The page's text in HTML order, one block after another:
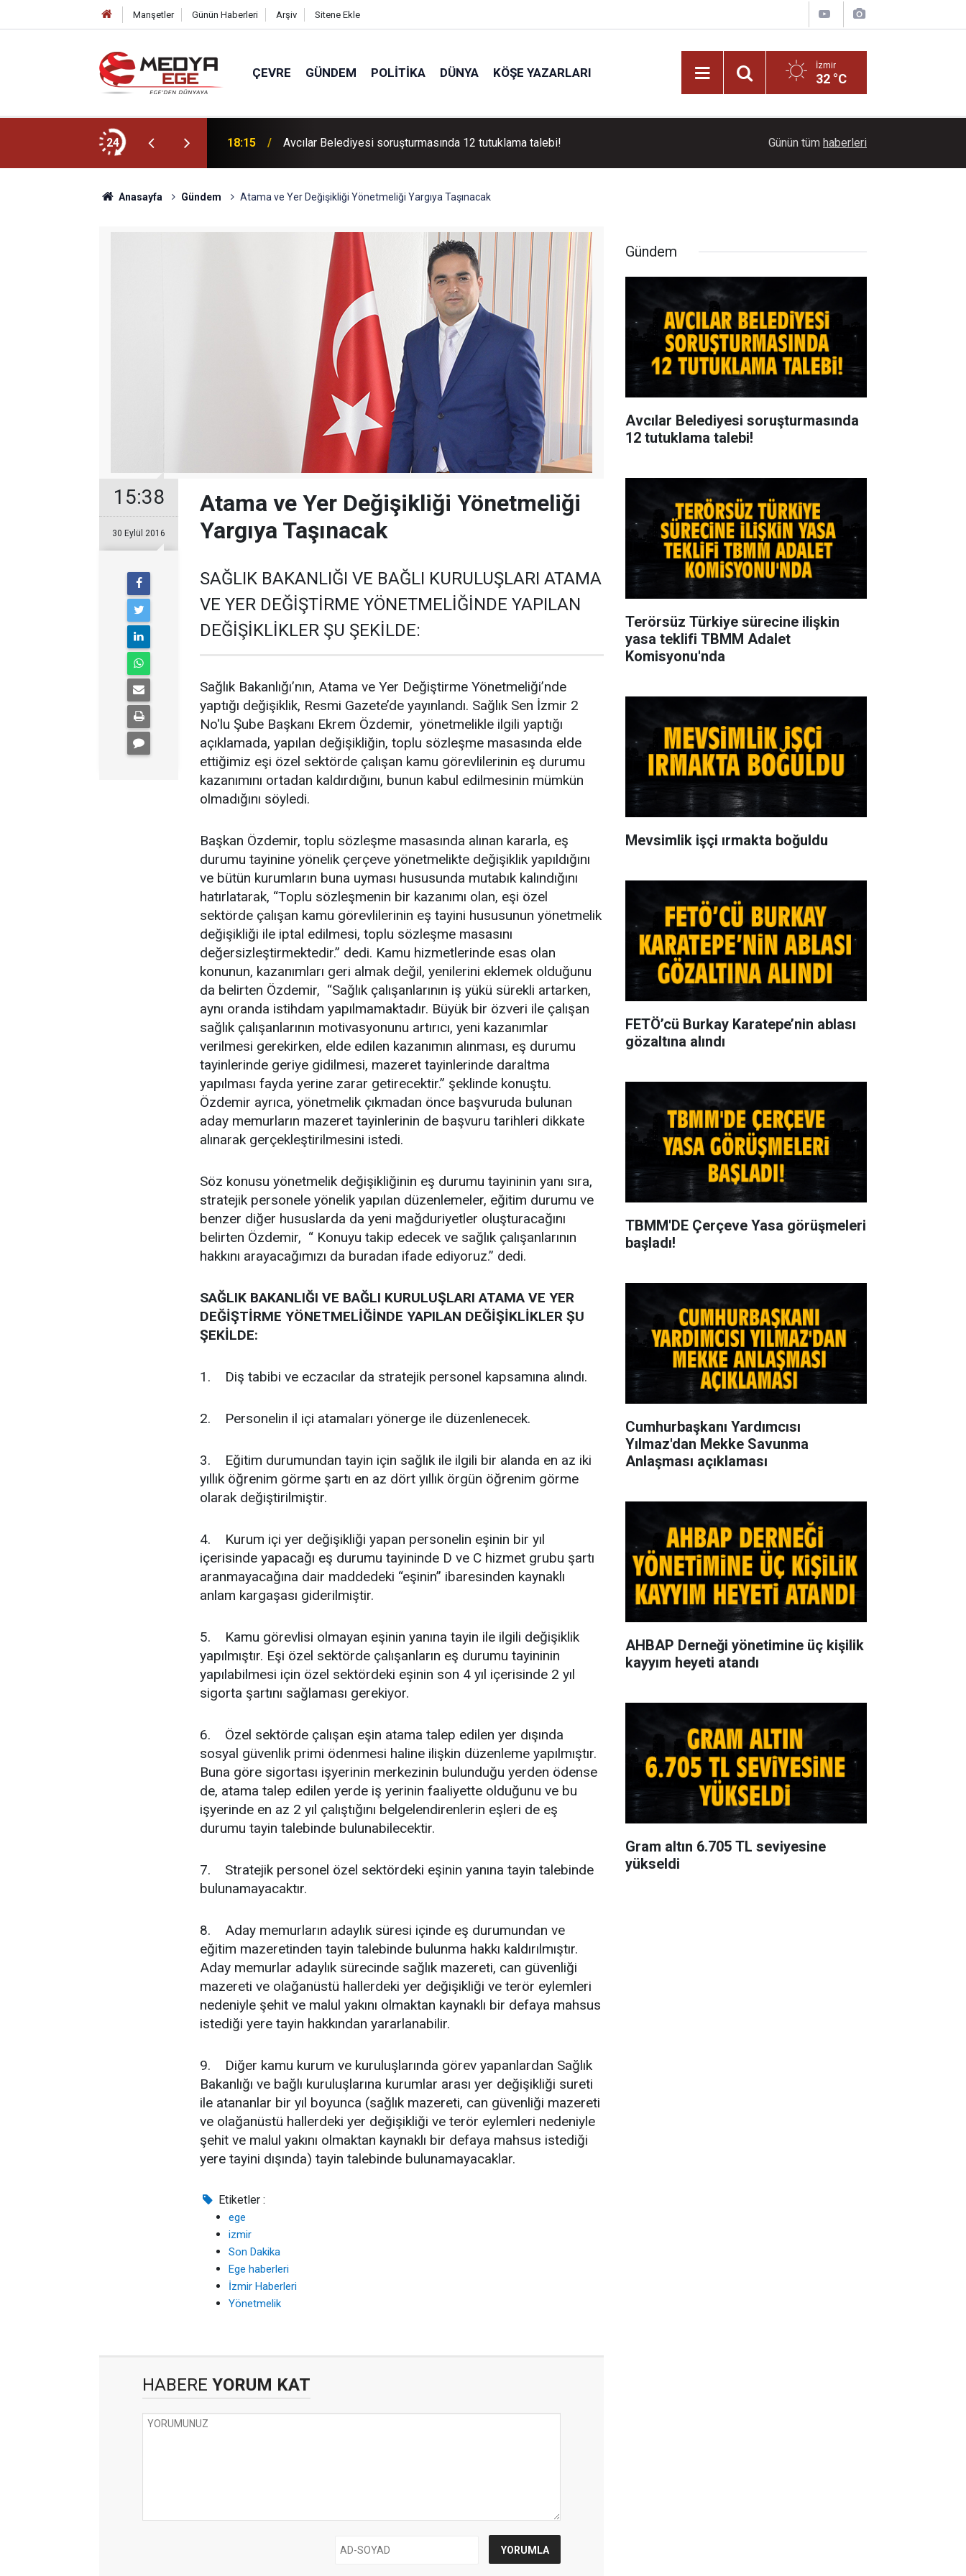
Manşetler Günün Haberleri Arşiv Sitene Ekle
ÇEVRE GÜNDEM POLITIKA DÜNYA KÖŞE YAZARLARI İzmir
32 °C
24
ettiği çöp evi belediye ekipleri temizledi 18:15 Avcılar Belediyesi soruşturmasında 12 tutuklama talebi! Büyükşehir'den kent genelinde kentsel
Günün tüm haberleri
Anasayfa Gündem Atama ve Yer Değişikliği Yönetmeliği Yargıya Taşınacak
15:38
30 Eylül 2016
Atama ve Yer Değişikliği Yönetmeliği
Yargıya Taşınacak
SAĞLIK BAKANLIĞI VE BAĞLI KURULUŞLARI ATAMA
VE YER DEĞİŞTİRME YÖNETMELİĞİNDE YAPILAN
DEĞİŞİKLİKLER ŞU ŞEKİLDE:
Sağlık Bakanlığı’nın, Atama ve Yer Değiştirme Yönetmeliği’nde
yaptığı değişiklik, Resmi Gazete’de yayınlandı. Sağlık Sen İzmir 2
No'lu Şube Başkanı Ekrem Özdemir, yönetmelikle ilgili yaptığı
açıklamada, yapılan değişikliğin, toplu sözleşme masasında elde
ettiğimiz eşi özel sektörde çalışan kamu görevlilerinin eş durumu
kazanımını ortadan kaldırdığını, bunun kabul edilmesinin mümkün
olmadığını söyledi.
Başkan Özdemir, toplu sözleşme masasında alınan kararla, eş
durumu tayinine yönelik çerçeve yönetmelikte değişiklik yapıldığını
ve bütün kurumların buna uyması hususunda mutabık kalındığını
hatırlatarak, “Toplu sözleşmenin bir kazanımı olan, eşi özel
sektörde çalışan kamu görevlilerinin eş tayini hususunun yönetmelik
değişikliği ile iptal edilmesi, toplu sözleşme masasını
değersizleştirmektedir.” dedi. Kamu hizmetlerinde esas olan
konunun, kazanımları geri almak değil, yenilerini eklemek olduğunu
da belirten Özdemir, “Sağlık çalışanlarının iş yükü sürekli artarken,
aynı oranda istihdam yapılmamaktadır. Büyük bir özveri ile çalışan
sağlık çalışanlarının motivasyonunu artırıcı, yeni kazanımlar
verilmesi gerekirken, elde edilen kazanımın alınması, eş durumu
tayinlerinde geriye gidilmesi, mazeret tayinlerinde daraltma
yapılması fayda yerine zarar getirecektir.” şeklinde konuştu.
Özdemir ayrıca, yönetmelik çıkmadan önce başvuruda bulunan
aday memurların mazeret tayinlerinin de başvuru tarihleri dikkate
alınarak gerçekleştirilmesini istedi.
Söz konusu yönetmelik değişikliğinin eş durumu tayininin yanı sıra,
stratejik personele yönelik yapılan düzenlemeler, eğitim durumu ve
benzer diğer hususlarda da yeni mağduriyetler oluşturacağını
belirten Özdemir, “ Konuyu takip edecek ve sağlık çalışanlarının
hakkını arayacağımızı da buradan ifade ediyoruz.” dedi.
SAĞLIK BAKANLIĞI VE BAĞLI KURULUŞLARI ATAMA VE YER
DEĞİŞTİRME YÖNETMELİĞİNDE YAPILAN DEĞİŞİKLİKLER ŞU
ŞEKİLDE:
1. Diş tabibi ve eczacılar da stratejik personel kapsamına alındı.
2. Personelin il içi atamaları yönerge ile düzenlenecek.
3. Eğitim durumundan tayin için sağlık ile ilgili bir alanda en az iki
yıllık öğrenim görme şartı en az dört yıllık örgün öğrenim görme
olarak değiştirilmiştir.
4. Kurum içi yer değişikliği yapan personelin eşinin bir yıl
içerisinde yapacağı eş durumu tayininde D ve C hizmet grubu şartı
aranmayacağına dair maddedeki “eşinin” ibaresinden kaynaklı
anlam kargaşası giderilmiştir.
5. Kamu görevlisi olmayan eşinin yanına tayin ile ilgili değişiklik
yapılmıştır. Eşi özel sektörde çalışanların eş durumu tayininin
yapılabilmesi için özel sektördeki eşinin son 4 yıl içerisinde 2 yıl
sigorta şartını sağlaması gerekiyor.
6. Özel sektörde çalışan eşin atama talep edilen yer dışında
sosyal güvenlik primi ödenmesi haline ilişkin düzenleme yapılmıştır.
Buna göre sigortası işyerinin merkezinin bulunduğu yerden ödense
de, atama talep edilen yerde iş yerinin faaliyette olduğunu ve bu
işyerinde en az 2 yıl çalıştığını belgelendirenlerin eşleri de eş
durumu tayin talebinde bulunabilecektir.
7. Stratejik personel özel sektördeki eşinin yanına tayin talebinde
bulunamayacaktır.
8. Aday memurların adaylık süresi içinde eş durumundan ve
eğitim mazeretinden tayin talebinde bulunma hakkı kaldırılmıştır.
Aday memurlar adaylık sürecinde sağlık mazereti, can güvenliği
mazereti ve olağanüstü hallerdeki yer değişikliği ve terör eylemleri
nedeniyle şehit ve malul yakını olmaktan kaynaklı bir defaya mahsus
istediği yere tayin hakkından yararlanabilir.
9. Diğer kamu kurum ve kuruluşlarında görev yapanlardan Sağlık
Bakanlığı ve bağlı kuruluşlarına kurumlar arası yer değişikliği sureti
ile atananlar bir yıl boyunca (sağlık mazereti, can güvenliği mazereti
ve olağanüstü hallerdeki yer değişikliği ve terör eylemleri nedeniyle
şehit ve malul yakını olmaktan kaynaklı bir defaya mahsus istediği
yere tayini dışında) tayin talebinde bulunamayacaklar.
Etiketler :
ege
izmir
Son Dakika
Ege haberleri
İzmir Haberleri
Yönetmelik
HABERE YORUM KAT
Gündem
Avcılar Belediyesi soruşturmasında
12 tutuklama talebi!
Terörsüz Türkiye sürecine ilişkin
yasa teklifi TBMM Adalet
Komisyonu'nda
Mevsimlik işçi ırmakta boğuldu
FETÖ’cü Burkay Karatepe’nin ablası
gözaltına alındı
TBMM'DE Çerçeve Yasa görüşmeleri
başladı!
Cumhurbaşkanı Yardımcısı
Yılmaz'dan Mekke Savunma
Anlaşması açıklaması
AHBAP Derneği yönetimine üç kişilik
kayyım heyeti atandı
Gram altın 6.705 TL seviyesine
yükseldi